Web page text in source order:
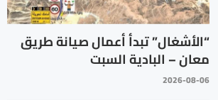
“الأشغال” تبدأ أعمال صيانة طريق
معان – البادية السبت
2026-08-06